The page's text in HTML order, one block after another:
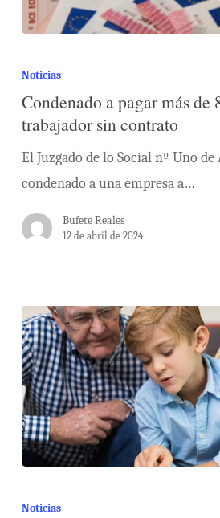
Noticias
Condenado a pagar más de
trabajador sin contrato
El Juzgado de lo Social nº Uno de
condenado a una empresa a…
Bufete Reales
12 de abril de 2024
Noticias